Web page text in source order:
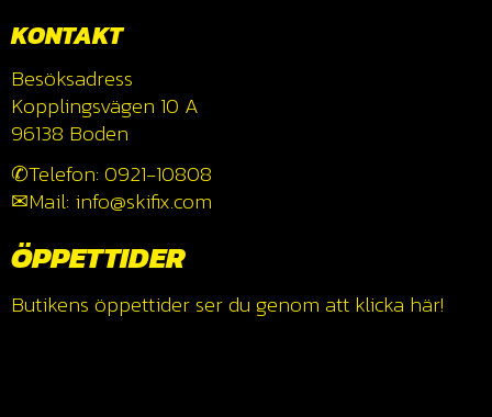
KONTAKT
Besöksadress
Kopplingsvägen 10 A
96138 Boden
✆Telefon: 0921-10808
✉Mail: info@skifix.com
ÖPPETTIDER
Butikens öppettider ser du genom att klicka här!